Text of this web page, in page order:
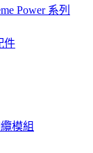
Power 系列
件
模組